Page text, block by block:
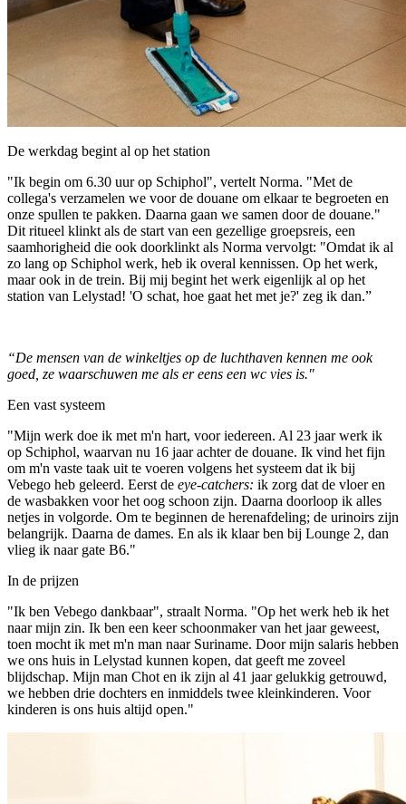
De werkdag begint al op het station
"Ik begin om 6.30 uur op Schiphol", vertelt Norma. "Met de
collega's verzamelen we voor de douane om elkaar te begroeten en
onze spullen te pakken. Daarna gaan we samen door de douane."
Dit ritueel klinkt als de start van een gezellige groepsreis, een
saamhorigheid die ook doorklinkt als Norma vervolgt: "Omdat ik al
zo lang op Schiphol werk, heb ik overal kennissen. Op het werk,
maar ook in de trein. Bij mij begint het werk eigenlijk al op het
station van Lelystad! 'O schat, hoe gaat het met je?' zeg ik dan.”
“De mensen van de winkeltjes op de luchthaven kennen me ook
goed, ze waarschuwen me als er eens een wc vies is."
Een vast systeem
"Mijn werk doe ik met m'n hart, voor iedereen. Al 23 jaar werk ik
op Schiphol, waarvan nu 16 jaar achter de douane. Ik vind het fijn
om m'n vaste taak uit te voeren volgens het systeem dat ik bij
Vebego heb geleerd. Eerst de eye-catchers: ik zorg dat de vloer en
de wasbakken voor het oog schoon zijn. Daarna doorloop ik alles
netjes in volgorde. Om te beginnen de herenafdeling; de urinoirs zijn
belangrijk. Daarna de dames. En als ik klaar ben bij Lounge 2, dan
vlieg ik naar gate B6."
In de prijzen
"Ik ben Vebego dankbaar", straalt Norma. "Op het werk heb ik het
naar mijn zin. Ik ben een keer schoonmaker van het jaar geweest,
toen mocht ik met m'n man naar Suriname. Door mijn salaris hebben
we ons huis in Lelystad kunnen kopen, dat geeft me zoveel
blijdschap. Mijn man Chot en ik zijn al 41 jaar gelukkig getrouwd,
we hebben drie dochters en inmiddels twee kleinkinderen. Voor
kinderen is ons huis altijd open."